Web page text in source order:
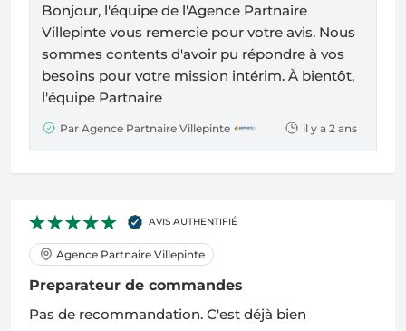
Bonjour, l'équipe de l'Agence Partnaire
Villepinte vous remercie pour votre avis. Nous
sommes contents d'avoir pu répondre à vos
besoins pour votre mission intérim. À bientôt,
l'équipe Partnaire
Par Agence Partnaire Villepinte il y a 2 ans
AVIS AUTHENTIFIÉ
Agence Partnaire Villepinte
Preparateur de commandes
Pas de recommandation. C'est déjà bien